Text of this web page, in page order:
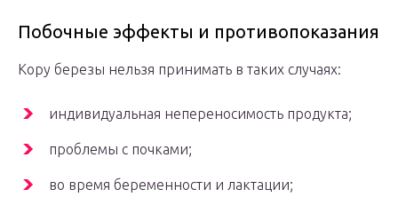
Побочные эффекты и противопоказания
Кору березы нельзя принимать в таких случаях:
индивидуальная непереносимость продукта;
проблемы с почками;
во время беременности и лактации;